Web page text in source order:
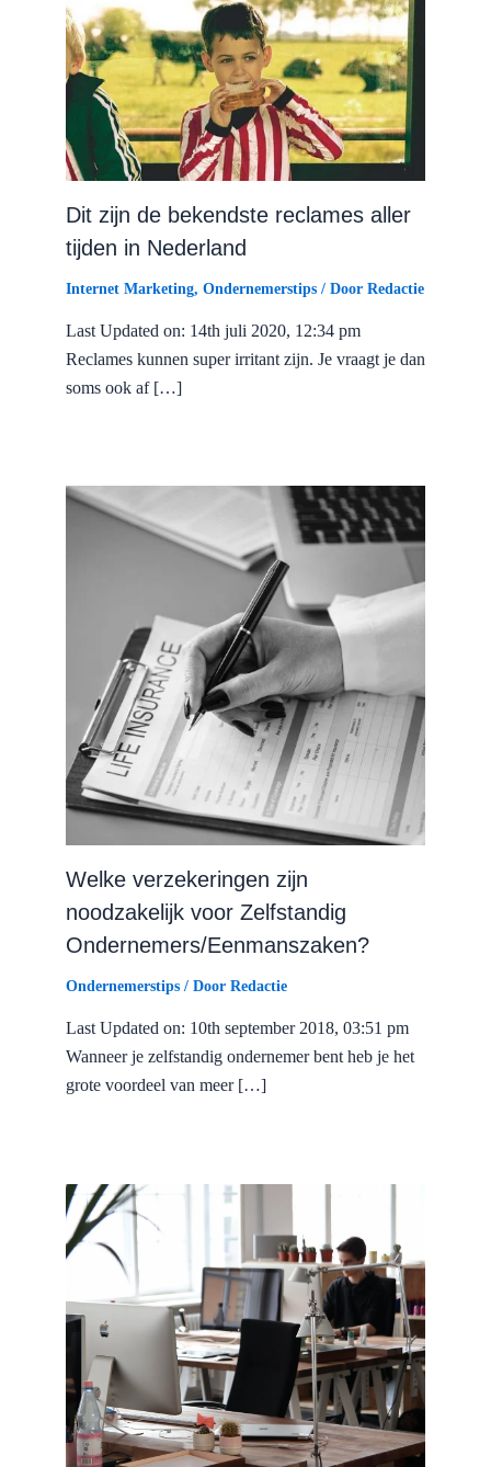
Dit zijn de bekendste reclames aller
tijden in Nederland
Internet Marketing, Ondernemerstips / Door Redactie
Last Updated on: 14th juli 2020, 12:34 pm
Reclames kunnen super irritant zijn. Je vraagt je dan
soms ook af […]
Welke verzekeringen zijn
noodzakelijk voor Zelfstandig
Ondernemers/Eenmanszaken?
Ondernemerstips / Door Redactie
Last Updated on: 10th september 2018, 03:51 pm
Wanneer je zelfstandig ondernemer bent heb je het
grote voordeel van meer […]